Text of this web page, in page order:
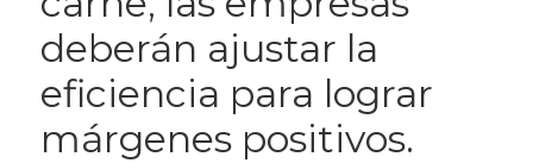
deberán ajustar la
eficiencia para lograr
márgenes positivos.